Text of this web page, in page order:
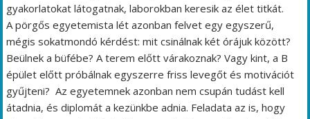
gyakorlatokat látogatnak, laborokban keresik az élet titkát.
A pörgős egyetemista lét azonban felvet egy egyszerű,
mégis sokatmondó kérdést: mit csinálnak két órájuk között?
Beülnek a büfébe? A terem előtt várakoznak? Vagy kint, a B
épület előtt próbálnak egyszerre friss levegőt és motivációt
gyűjteni? Az egyetemnek azonban nem csupán tudást kell
átadnia, és diplomát a kezünkbe adnia. Feladata az is, hogy